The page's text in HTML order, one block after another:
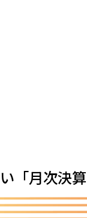
「月次決算